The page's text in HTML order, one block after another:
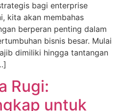
bagi enterprise
kita akan membahas
berperan penting dalam
bisnis besar. Mulai
dimiliki hingga tantangan
Rugi:
untuk